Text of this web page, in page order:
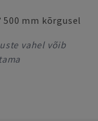
500 mm kõrgusel
vahel võib